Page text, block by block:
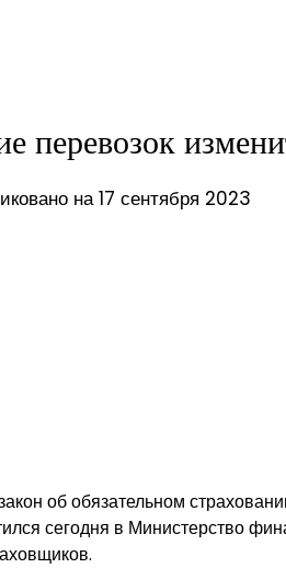
перевозок
на 17 сентября 2023
об обязательном
сегодня в Министерство